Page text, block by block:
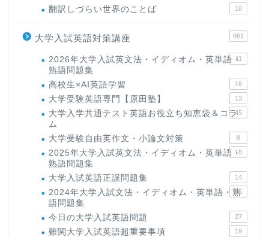
翻訳しづらい世界のことば 18
大学入試英語対策講座 661
2026年大学入試英文法・イディオム・英単語・
熟語問題集
11
高校生×AI英語学習 16
大学受験英語専門【原田塾】 13
大学入学共通テスト英語お役立ち知恵袋＆コラ
ム
45
大学受験自由英作文・小論文対策 8
2025年大学入試英文法・イディオム・英単語・
熟語問題集
18
大学入試英語正誤問題集 14
2024年大学入試文法・イディオム・英単語・熟
語問題集
15
今日の大学入試英語問題 27
難関大学入試英語超重要事項 19